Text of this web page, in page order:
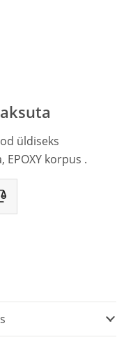
üldiseks
EPOXY korpus .